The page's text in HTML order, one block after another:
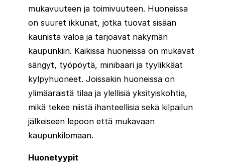
mukavuuteen ja toimivuuteen. Huoneissa
on suuret ikkunat, jotka tuovat sisään
kaunista valoa ja tarjoavat näkymän
kaupunkiin. Kaikissa huoneissa on mukavat
sängyt, työpöytä, minibaari ja tyylikkäät
kylpyhuoneet. Joissakin huoneissa on
ylimääräistä tilaa ja ylellisiä yksityiskohtia,
mikä tekee niistä ihanteellisia sekä kilpailun
jälkeiseen lepoon että mukavaan
kaupunkilomaan.
Huonetyypit